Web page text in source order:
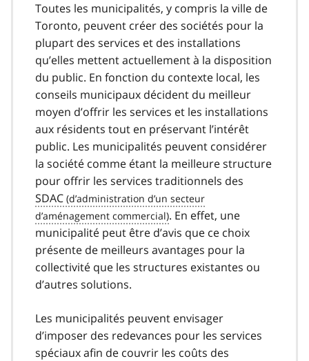
Toutes les municipalités, y compris la ville de
Toronto, peuvent créer des sociétés pour la
plupart des services et des installations
qu’elles mettent actuellement à la disposition
du public. En fonction du contexte local, les
conseils municipaux décident du meilleur
moyen d’offrir les services et les installations
aux résidents tout en préservant l’intérêt
public. Les municipalités peuvent considérer
la société comme étant la meilleure structure
pour offrir les services traditionnels des
SDAC
. En effet, une
municipalité peut être d’avis que ce choix
présente de meilleurs avantages pour la
collectivité que les structures existantes ou
d’autres solutions.
Les municipalités peuvent envisager
d’imposer des redevances pour les services
spéciaux afin de couvrir les coûts des